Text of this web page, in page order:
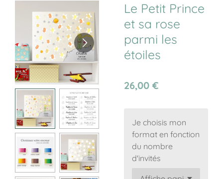
Le Petit Prince
et sa rose
parmi les
étoiles
26,00 €
Je choisis mon
format en fonction
du nombre
d'invités